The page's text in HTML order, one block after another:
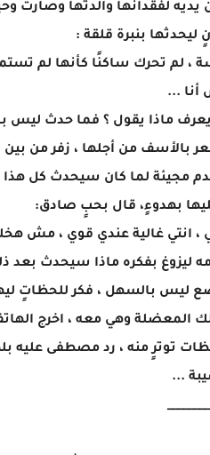
يديه لفقدانها والدتها
بنبرة قلقة :
، لم تحرك ساكنًا كأنها لم
أنا ...
ماذا يقول ؟ فما حدث ليس
بالأسف من أجلها ، زفر من بين
مجيئة لما كان سيحدث كل هذا
بهدوءٍ، قال بحبٍ صادق:
انتي غالية عندي قوي ، مش
ليزوغ بفكره ماذا سيحدث
بالسهل ، فكر للحظاتٍ
المعضلة وهي معه ، اخرج
توترٍ منه ، رد مصطفى عليه
...